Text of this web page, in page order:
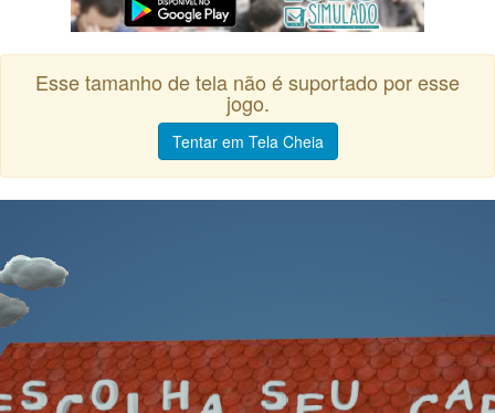
Esse tamanho de tela não é suportado por esse
jogo.
Tentar em Tela Cheia